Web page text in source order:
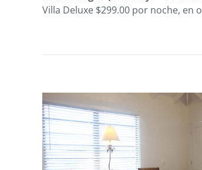
Villa Deluxe $299.00 por noche, en